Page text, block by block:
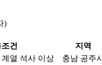
)
건
지역
열 석사 이상
충남 공주시